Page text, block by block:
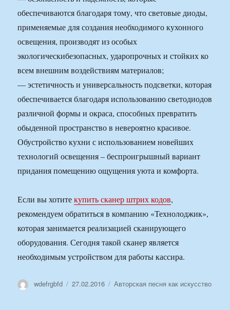
обеспечиваются благодаря тому, что световые диоды,
применяемые для создания необходимого кухонного
освещения, производят из особых
экологическибезопасных, ударопрочных и стойких ко
всем внешним воздействиям материалов;
— эстетичность и универсальность подсветки, которая
обеспечивается благодаря использованию светодиодов
различной формы и окраса, способных превратить
обыденной пространство в невероятно красивое.
Обустройство кухни с использованием новейших
технологий освещения – беспроигрышный вариант
придания помещению ощущения уюта и комфорта.
Если вы хотитекупить сканер штрих кодов,
рекомендуем обратиться в компанию «Технолоджик»,
которая занимается реализацией сканирующего
оборудования. Сегодня такой сканер является
необходимым устройством для работы кассира.
Автор
wdefrgbfd Опубликовано
27.02.2016 Рубрики
Авторская песня как искусство